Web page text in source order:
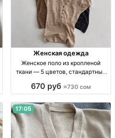
Женская одежда
Женское поло из кропленой
ткани — 5 цветов, стандартный
р стандарт, 5 цв.
670 руб ≈730 сом
17:05